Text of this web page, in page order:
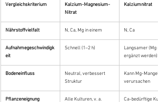
Vergleichskriterium
Kalzium-Magnesium-
Nitrat
Kalziumnitrat
Nährstoffvielfalt N, Ca, Mg in einem N, Ca
Aufnahmegeschwindigk
eit
Schnell (1–2 h)
Langsamer (Mg
ergänzt werden)
Bodeneinfluss
Neutral, verbessert
Struktur
Kann Mg-Mangel
verursachen
Pflanzeneignung
Alle Kulturen, v. a.
Ca-bedürftige